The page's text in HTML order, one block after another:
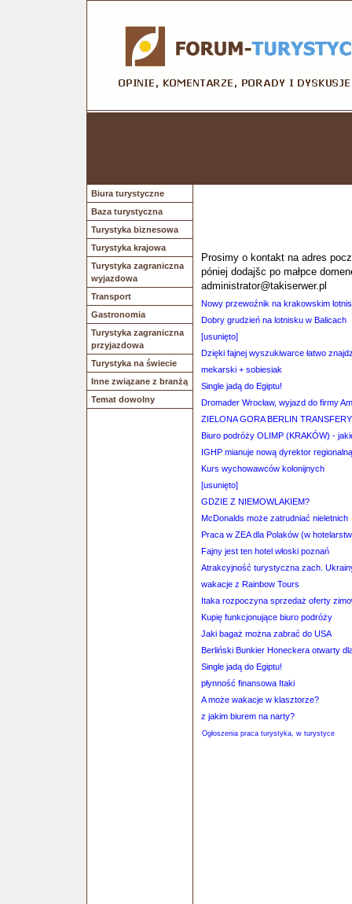
Biura turystyczne
Baza turystyczna
Turystyka biznesowa
Turystyka krajowa
Turystyka zagraniczna
wyjazdowa
Transport
Gastronomia
Turystyka zagraniczna
przyjazdowa
Turystyka na świecie
Inne związane z branżą
Temat dowolny
Prosimy o kontakt na adres
póniej dodajšc po małpce
administrator@takiserwer.pl
Nowy przewoźnik na krakowskim
Dobry grudzień na lotnisku w Balicach
[usunięto]
Dzięki fajnej wyszukiwarce łatwo
mekarski + sobiesiak
Single jadą do Egiptu!
Dromader Wrocław, wyjazd do firmy
ZIELONA GORA BERLIN
Biuro podróży OLIMP (KRAKÓW) -
IGHP mianuje nową dyrektor
Kurs wychowawców kolonijnych
[usunięto]
GDZIE Z NIEMOWLAKIEM?
McDonalds może zatrudniać nieletnich
Praca w ZEA dla Polaków (w
Fajny jest ten hotel włoski poznań
Atrakcyjność turystyczna zach.
wakacje z Rainbow Tours
Itaka rozpoczyna sprzedaż oferty
Kupię funkcjonujące biuro podróży
Jaki bagaż można zabrać do USA
Berliński Bunkier Honeckera otwarty
Single jadą do Egiptu!
płynność finansowa Itaki
A może wakacje w klasztorze?
z jakim biurem na narty?
Ogłoszenia praca turystyka, w turystyce